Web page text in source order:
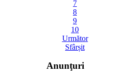
7
8
9
10
Următor
Sfârșit
Anunţuri